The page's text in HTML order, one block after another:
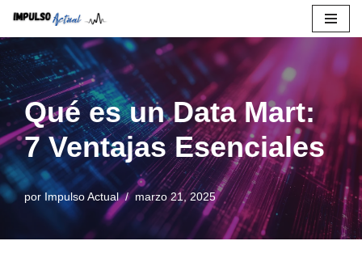
Saltar
al
contenido
Qué es un Data Mart:
7 Ventajas Esenciales
por Impulso Actual marzo 21, 2025